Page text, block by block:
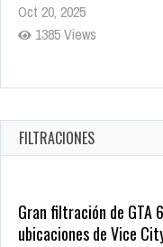
Oct 20, 2025
1385 Views
Warner Bros. lleva a
Oct 17, 2025
1440 Views
FILTRACIONES
Gran filtración de GTA
ubicaciones de Vice